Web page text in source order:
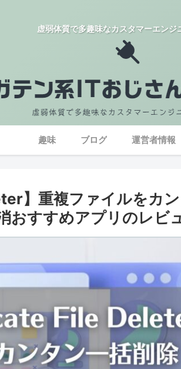
虚弱体質で多趣味なカスタマーエンジ
趣味 ブログ 運営者情報
】重複ファイルをカ
おすすめアプリのレビ